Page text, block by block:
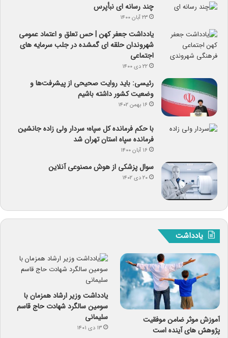
چند رسانه ای نبأپرس
۲۳ آبان ۱۴۰۰
یادداشت جعفر کهن | حس تعلق و اعتماد عمومی
شهروندان حلقه ای گمشده در جلب سرمایه های
اجتماعی
۲۲ دی ۱۴۰۰
رئیسی: باید روایت صحیحی از پیشرفت‌ها و
وضعیت کشور داشته باشیم
۱۶ بهمن ۱۴۰۲
با حکم فرمانده کل سپاه؛ سردار ولی زاده جانشین
فرمانده سپاه استان تهران شد
۱۶ آبان ۱۴۰۰
سوال پزشکی از هوش مصنوعی آنلاین
۲۰ دی ۱۴۰۲
یادداشت
آموزش موثر ضامن موفقیت
پژوهش های آینده است
یادداشت وزیر ارشاد همزمان با
سومین سالگرد شهادت حاج قاسم
سلیمانی
۱۳ دی ۱۴۰۱